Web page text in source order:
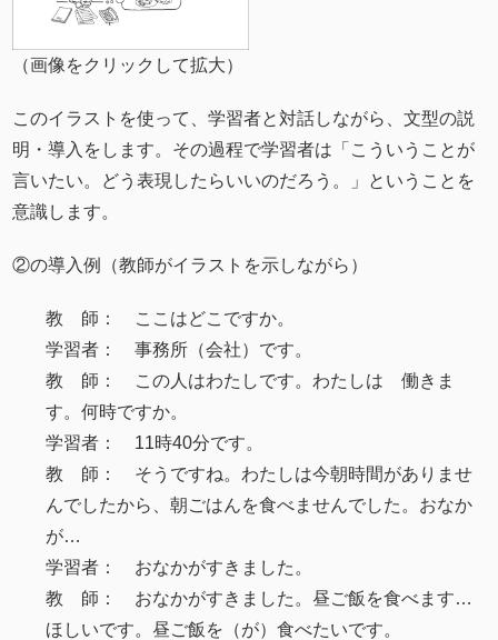
（画像をクリックして拡大）
このイラストを使って、学習者と対話しながら、文型の説
明・導入をします。その過程で学習者は「こういうことが
言いたい。どう表現したらいいのだろう。」ということを
意識します。
②の導入例（教師がイラストを示しながら）
教 師： ここはどこですか。
学習者： 事務所（会社）です。
教 師： この人はわたしです。わたしは 働きま
す。何時ですか。
学習者： 11時40分です。
教 師： そうですね。わたしは今朝時間がありませ
んでしたから、朝ごはんを食べませんでした。おなか
が…
学習者： おなかがすきました。
教 師： おなかがすきました。昼ご飯を食べます…
ほしいです。昼ご飯を（が）食べたいです。